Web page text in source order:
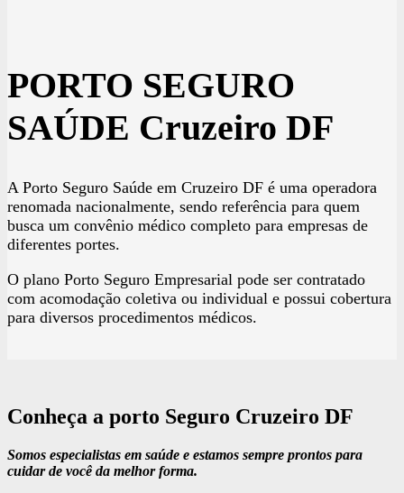
PORTO SEGURO
SAÚDE Cruzeiro DF
A Porto Seguro Saúde em Cruzeiro DF é uma operadora
renomada nacionalmente, sendo referência para quem
busca um convênio médico completo para empresas de
diferentes portes.
O plano Porto Seguro Empresarial pode ser contratado
com acomodação coletiva ou individual e possui cobertura
para diversos procedimentos médicos.
Conheça a porto Seguro Cruzeiro DF
Somos especialistas em saúde e estamos sempre prontos para
cuidar de você da melhor forma.